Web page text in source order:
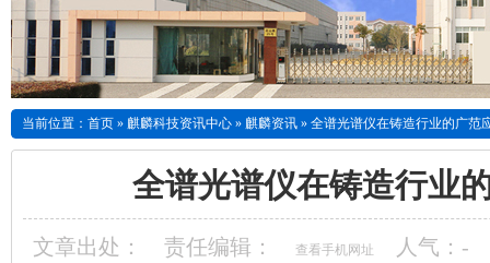
当前位置： 首页 » 麒麟科技资讯中心 » 麒麟资讯 » 全谱光谱仪在铸造行业的广范
全谱光谱仪在铸造行业
文章出处： 责任编辑： 查看手机网址 人气： -